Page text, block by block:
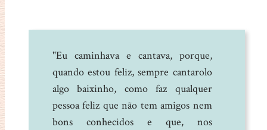
"Eu caminhava e cantava, porque,
quando estou feliz, sempre cantarolo
algo baixinho, como faz qualquer
pessoa feliz que não tem amigos nem
bons conhecidos e que, nos